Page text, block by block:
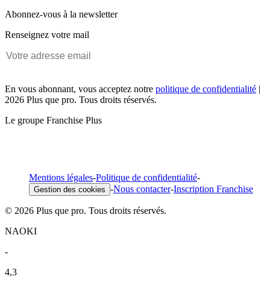
Abonnez-vous à la newsletter
Renseignez votre mail
En vous abonnant, vous acceptez notre politique de confidentialité |
2026 Plus que pro. Tous droits réservés.
Le groupe Franchise Plus
Mentions légales-Politique de confidentialité-
Gestion des cookies -Nous contacter-Inscription Franchise
© 2026 Plus que pro. Tous droits réservés.
NAOKI
-
4,3